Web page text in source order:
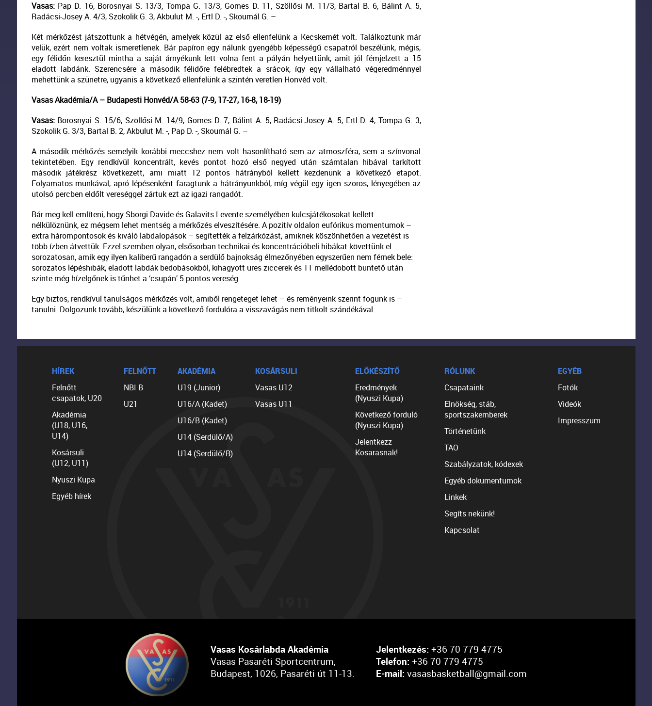
Vasas: Pap D. 16, Borosnyai S. 13/3, Tompa G. 13/3, Gomes D. 11, Szöllősi M. 11/3, Bartal B. 6, Bálint A. 5,
Radácsi-Josey A. 4/3, Szokolik G. 3, Akbulut M. -, Ertl D. -, Skoumál G. –
Két mérkőzést játszottunk a hétvégén, amelyek közül az első ellenfelünk a Kecskemét volt. Találkoztunk már
velük, ezért nem voltak ismeretlenek. Bár papíron egy nálunk gyengébb képességű csapatról beszélünk, mégis,
egy félidőn keresztül mintha a saját árnyékunk lett volna fent a pályán helyettünk, amit jól fémjelzett a 15
eladott labdánk. Szerencsére a második félidőre felébredtek a srácok, így egy vállalható végeredménnyel
mehettünk a szünetre, ugyanis a következő ellenfelünk a szintén veretlen Honvéd volt.
Vasas Akadémia/A – Budapesti Honvéd/A 58-63 (7-9, 17-27, 16-8, 18-19)
Vasas: Borosnyai S. 15/6, Szöllősi M. 14/9, Gomes D. 7, Bálint A. 5, Radácsi-Josey A. 5, Ertl D. 4, Tompa G. 3,
Szokolik G. 3/3, Bartal B. 2, Akbulut M. -, Pap D. -, Skoumál G. –
A második mérkőzés semelyik korábbi meccshez nem volt hasonlítható sem az atmoszféra, sem a színvonal
tekintetében. Egy rendkívül koncentrált, kevés pontot hozó első negyed után számtalan hibával tarkított
második játékrész következett, ami miatt 12 pontos hátrányból kellett kezdenünk a következő etapot.
Folyamatos munkával, apró lépésenként faragtunk a hátrányunkból, míg végül egy igen szoros, lényegében az
utolsó percben eldőlt vereséggel zártuk ezt az igazi rangadót.
Bár meg kell említeni, hogy Sborgi Davide és Galavits Levente személyében kulcsjátékosokat kellett
nélkülöznünk, ez mégsem lehet mentség a mérkőzés elveszítésére. A pozitív oldalon eufórikus momentumok –
extra hárompontosok és kiváló labdalopások – segítették a felzárkózást, amiknek köszönhetően a vezetést is
több ízben átvettük. Ezzel szemben olyan, elsősorban technikai és koncentrációbeli hibákat követtünk el
sorozatosan, amik egy ilyen kaliberű rangadón a serdülő bajnokság élmezőnyében egyszerűen nem férnek bele:
sorozatos lépéshibák, eladott labdák bedobásokból, kihagyott üres ziccerek és 11 mellédobott büntető után
szinte még hízelgőnek is tűnhet a ‘csupán’ 5 pontos vereség.
Egy biztos, rendkívül tanulságos mérkőzés volt, amiből rengeteget lehet – és reményeink szerint fogunk is –
tanulni. Dolgozunk tovább, készülünk a következő fordulóra a visszavágás nem titkolt szándékával.
HÍREK
Felnőtt
csapatok, U20
Akadémia
(U18, U16,
U14)
Kosársuli
(U12, U11)
Nyuszi Kupa
Egyéb hírek
FELNŐTT
NBI B
U21
AKADÉMIA
U19 (Junior)
U16/A (Kadet)
U16/B (Kadet)
U14 (Serdülő/A)
U14 (Serdülő/B)
KOSÁRSULI
Vasas U12
Vasas U11
ELŐKÉSZÍTŐ
Eredmények
(Nyuszi Kupa)
Következő forduló
(Nyuszi Kupa)
Jelentkezz
Kosarasnak!
RÓLUNK
Csapataink
Elnökség, stáb,
sportszakemberek
Történetünk
TAO
Szabályzatok, kódexek
Egyéb dokumentumok
Linkek
Segíts nekünk!
Kapcsolat
EGYÉB
Fotók
Videók
Impresszum
Vasas Kosárlabda Akadémia
Vasas Pasaréti Sportcentrum,
Budapest, 1026, Pasaréti út 11-13.
Jelentkezés: +36 70 779 4775
Telefon: +36 70 779 4775
E-mail: vasasbasketball@gmail.com